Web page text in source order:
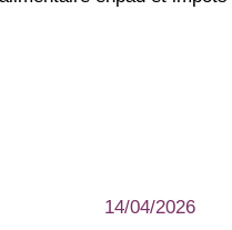
14/04/2026